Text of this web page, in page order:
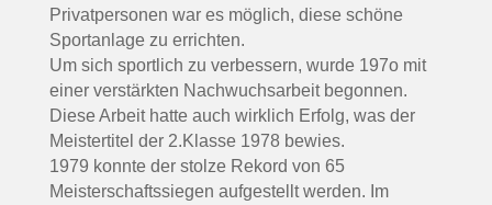
Privatpersonen war es möglich, diese schöne
Sportanlage zu errichten.
Um sich sportlich zu verbessern, wurde 197o mit
einer verstärkten Nachwuchsarbeit begonnen.
Diese Arbeit hatte auch wirklich Erfolg, was der
Meistertitel der 2.Klasse 1978 bewies.
1979 konnte der stolze Rekord von 65
Meisterschaftssiegen aufgestellt werden. Im